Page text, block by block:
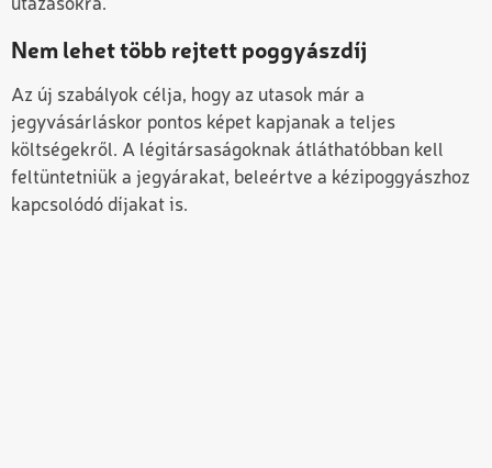
utazásokra.
Nem lehet több rejtett poggyászdíj
Az új szabályok célja, hogy az utasok már a
jegyvásárláskor pontos képet kapjanak a teljes
költségekről. A légitársaságoknak átláthatóbban kell
feltüntetniük a jegyárakat, beleértve a kézipoggyászhoz
kapcsolódó díjakat is.